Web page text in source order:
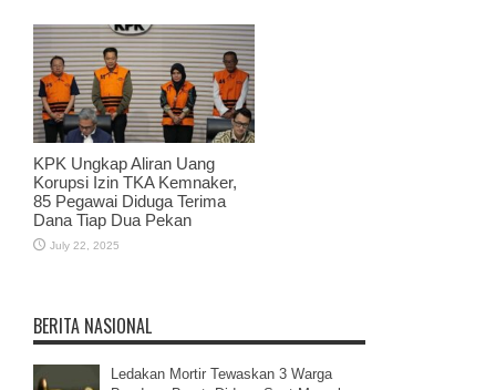
KPK Ungkap Aliran Uang
Korupsi Izin TKA Kemnaker,
85 Pegawai Diduga Terima
Dana Tiap Dua Pekan
July 22, 2025
BERITA NASIONAL
Ledakan Mortir Tewaskan 3 Warga